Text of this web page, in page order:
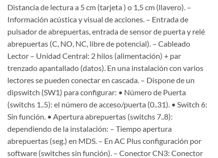
Distancia de lectura a 5 cm (tarjeta ) o 1,5 cm (llavero). –
Información acústica y visual de acciones. – Entrada de
pulsador de abrepuertas, entrada de sensor de puerta y relé
abrepuertas (C, NO, NC, libre de potencial). – Cableado
Lector – Unidad Central: 2 hilos (alimentación) + par
trenzado apantallado (datos). En una instalación con varios
lectores se pueden conectar en cascada. – Dispone de un
dipswitch (SW1) para configurar: • Número de Puerta
(switchs 1..5): el número de acceso/puerta (0..31). • Switch 6:
Sin función. • Apertura abrepuertas (switchs 7..8):
dependiendo de la instalación: – Tiempo apertura
abrepuertas (seg.) en MDS. – En AC Plus configuración por
software (switches sin función). – Conector CN3: Conector